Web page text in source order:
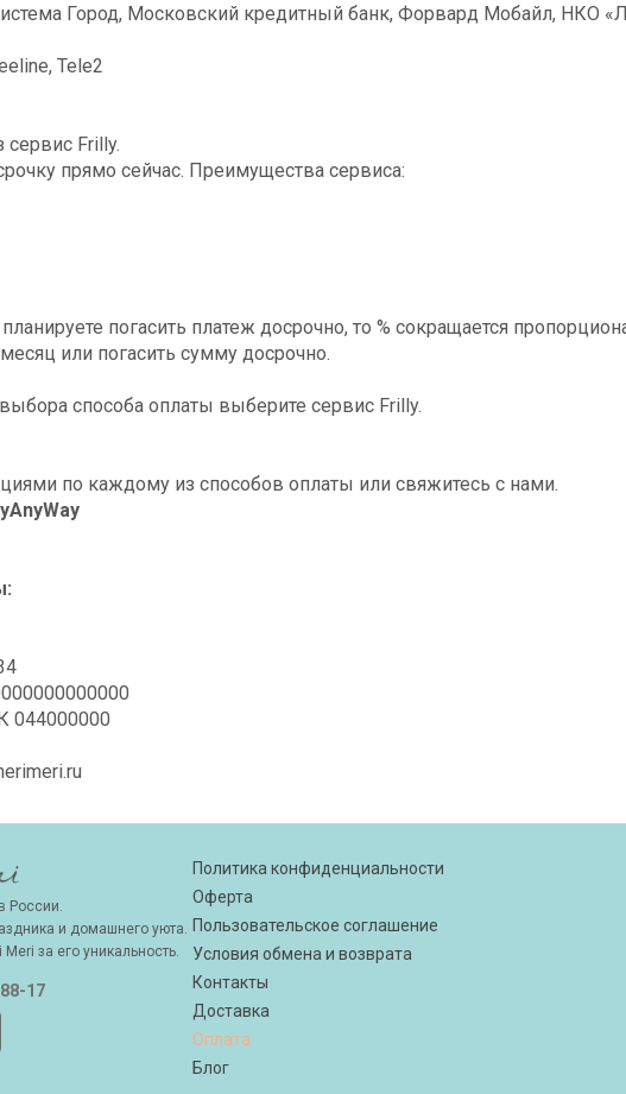
Город, Московский кредитный банк, Форвард Мобайл, НКО
Tele2
сервис Frilly.
прямо сейчас. Преимущества сервиса:
погасить платеж досрочно, то % сокращается
или погасить сумму досрочно.
способа оплаты выберите сервис Frilly.
по каждому из способов оплаты или свяжитесь с нами.
044000000
России.
и домашнего уюта.
за его уникальность.
17
Политика конфиденциальности
Оферта
Пользовательское соглашение
Условия обмена и возврата
Контакты
Доставка
Оплата
Блог